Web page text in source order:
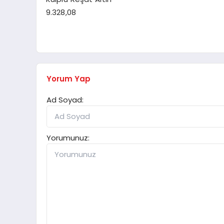
9.328,08
Yorum Yap
Ad Soyad:
Yorumunuz: